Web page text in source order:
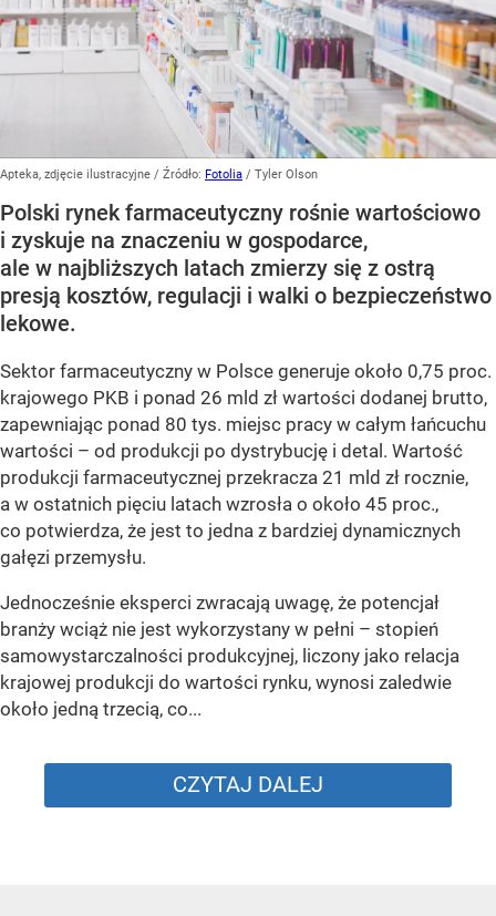
Apteka, zdjęcie ilustracyjne / Źródło: Fotolia / Tyler Olson
Polski rynek farmaceutyczny rośnie wartościowo
i zyskuje na znaczeniu w gospodarce,
ale w najbliższych latach zmierzy się z ostrą
presją kosztów, regulacji i walki o bezpieczeństwo
lekowe.
Sektor farmaceutyczny w Polsce generuje około 0,75 proc.
krajowego PKB i ponad 26 mld zł wartości dodanej brutto,
zapewniając ponad 80 tys. miejsc pracy w całym łańcuchu
wartości – od produkcji po dystrybucję i detal. Wartość
produkcji farmaceutycznej przekracza 21 mld zł rocznie,
a w ostatnich pięciu latach wzrosła o około 45 proc.,
co potwierdza, że jest to jedna z bardziej dynamicznych
gałęzi przemysłu.
Jednocześnie eksperci zwracają uwagę, że potencjał
branży wciąż nie jest wykorzystany w pełni – stopień
samowystarczalności produkcyjnej, liczony jako relacja
krajowej produkcji do wartości rynku, wynosi zaledwie
około jedną trzecią, co...
CZYTAJ DALEJ